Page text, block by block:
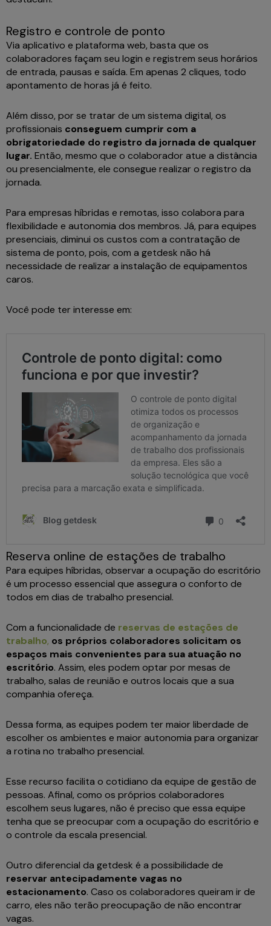
Registro e controle de ponto
Via aplicativo e plataforma web, basta que os
colaboradores façam seu login e registrem seus horários
de entrada, pausas e saída. Em apenas 2 cliques, todo
apontamento de horas já é feito.
Além disso, por se tratar de um sistema digital, os
profissionais conseguem cumprir com a
obrigatoriedade do registro da jornada de qualquer
lugar. Então, mesmo que o colaborador atue a distância
ou presencialmente, ele consegue realizar o registro da
jornada.
Para empresas híbridas e remotas, isso colabora para
flexibilidade e autonomia dos membros. Já, para equipes
presenciais, diminui os custos com a contratação de
sistema de ponto, pois, com a getdesk não há
necessidade de realizar a instalação de equipamentos
caros.
Você pode ter interesse em:
Reserva online de estações de trabalho
Para equipes híbridas, observar a ocupação do escritório
é um processo essencial que assegura o conforto de
todos em dias de trabalho presencial.
Com a funcionalidade de reservas de estações de
trabalho, os próprios colaboradores solicitam os
espaços mais convenientes para sua atuação no
escritório. Assim, eles podem optar por mesas de
trabalho, salas de reunião e outros locais que a sua
companhia ofereça.
Dessa forma, as equipes podem ter maior liberdade de
escolher os ambientes e maior autonomia para organizar
a rotina no trabalho presencial.
Esse recurso facilita o cotidiano da equipe de gestão de
pessoas. Afinal, como os próprios colaboradores
escolhem seus lugares, não é preciso que essa equipe
tenha que se preocupar com a ocupação do escritório e
o controle da escala presencial.
Outro diferencial da getdesk é a possibilidade de
reservar antecipadamente vagas no
estacionamento. Caso os colaboradores queiram ir de
carro, eles não terão preocupação de não encontrar
vagas.